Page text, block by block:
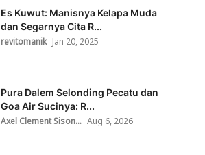
Es Kuwut: Manisnya Kelapa Muda
dan Segarnya Cita R...
revitomanik Jan 20, 2025
Pura Dalem Selonding Pecatu dan
Goa Air Sucinya: R...
Axel Clement Sison... Aug 6, 2026